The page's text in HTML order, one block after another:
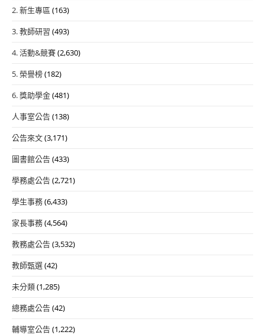
2. 新生專區 (163)
3. 教師研習 (493)
4. 活動&競賽(2,630)
5. 榮譽榜(182)
6. 獎助學金(481)
人事室公告(138)
公告來文(3,171)
圖書館公告(433)
學務處公告(2,721)
學生事務(6,433)
家長事務(4,564)
教務處公告(3,532)
教師甄選(42)
未分類(1,285)
總務處公告(42)
輔導室公告(1,222)